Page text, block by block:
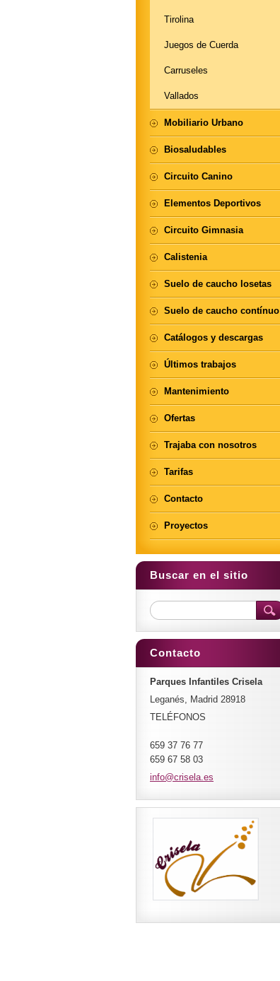
Tirolina
Juegos de Cuerda
Carruseles
Vallados
Mobiliario Urbano
Biosaludables
Circuito Canino
Elementos Deportivos
Circuito Gimnasia
Calistenia
Suelo de caucho losetas
Suelo de caucho contínuo
Catálogos y descargas
Últimos trabajos
Mantenimiento
Ofertas
Trajaba con nosotros
Tarifas
Contacto
Proyectos
Buscar en el sitio
Contacto
Parques Infantiles Crisela
Leganés, Madrid 28918
TELÉFONOS
659 37 76 77
659 67 58 03
info@crisela.es